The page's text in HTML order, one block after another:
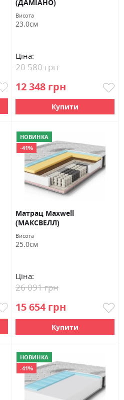
(ДАМІАНО)
Висота
23.0см
Ціна:
12 348 грн
20 580 грн
Купити
НОВИНКА
-41%
Матрац Maxwell
(МАКСВЕЛЛ)
Висота
25.0см
Ціна:
15 654 грн
26 091 грн
Купити
НОВИНКА
-41%